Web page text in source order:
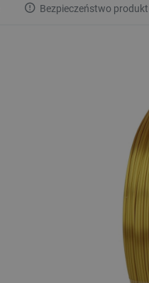
Bezpieczeństwo